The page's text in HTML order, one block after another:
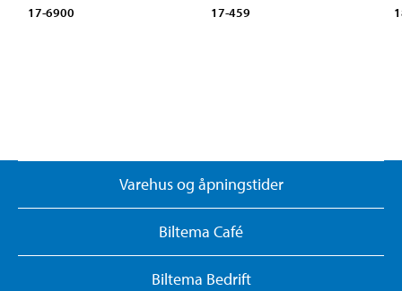
17-6900 17-459
Varehus og åpningstider
Biltema Café
Biltema Bedrift